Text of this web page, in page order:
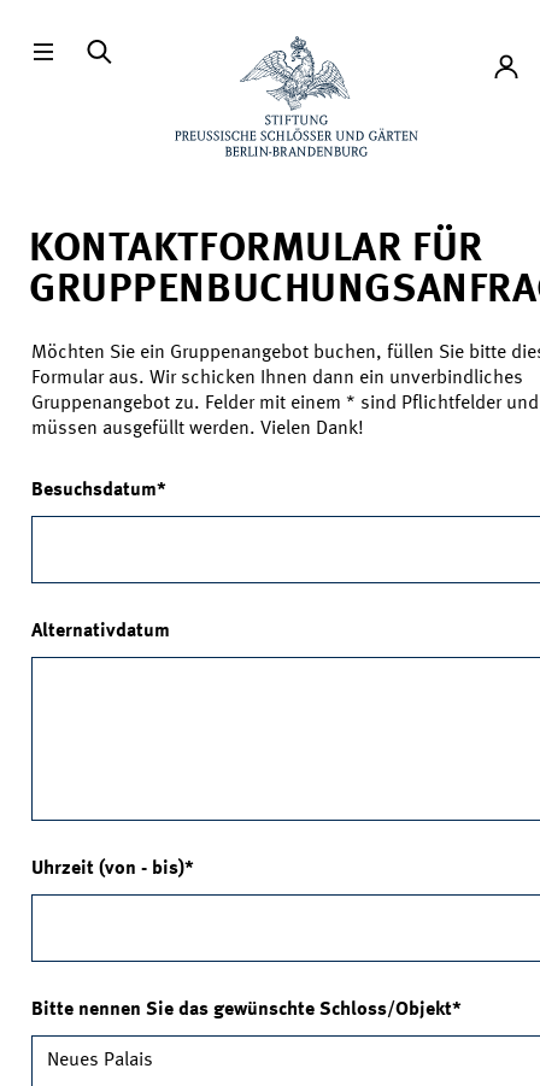
Konto
KONTAKTFORMULAR FÜR
Senden Sie uns Ihre Anfrage!
Möchten Sie ein Gruppenangebot buchen, füllen Sie bitte
Formular aus. Wir schicken Ihnen dann ein unverbindliches
Gruppenangebot zu. Felder mit einem * sind Pflichtfelder und
müssen ausgefüllt werden. Vielen Dank!
Besuchsdatum
Alternativdatum
Uhrzeit (von - bis)
Bitte nennen Sie das gewünschte Schloss/Objekt